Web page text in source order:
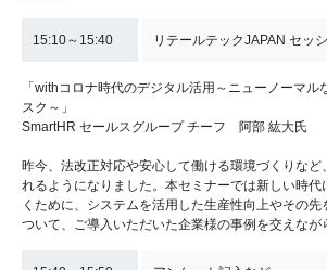
15:10～15:40 リテールテックJAPAN セッ
「withコロナ時代のデジタル活用～ニューノーマル
スク～」
SmartHR セールスグループ チーフ 阿部 紘大氏
昨今、法改正対応や安心して働ける環境づくりなど
れるようになりました。本セミナーでは新しい時
くために、システムを活用した生産性向上やその
ついて、ご導入いただいた企業様の事例を交えなが